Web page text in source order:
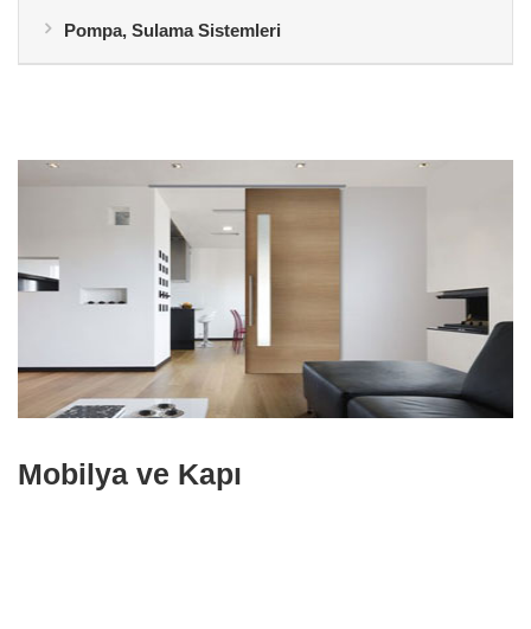
Pompa, Sulama Sistemleri
Mobilya ve Kapı